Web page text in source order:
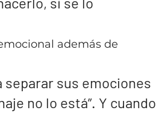
además de
separar sus emociones
no lo está”. Y cuando